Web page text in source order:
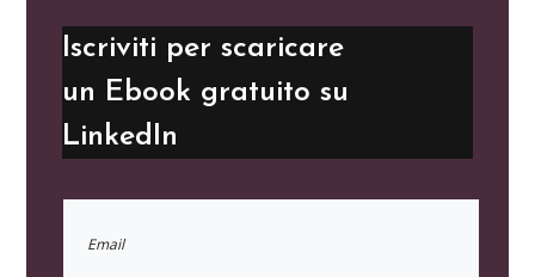
Iscriviti per scaricare
un Ebook gratuito su
LinkedIn